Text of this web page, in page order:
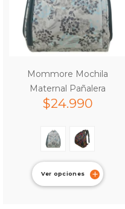
Mommore Mochila
Maternal Pañalera
$24.990
Ver opciones